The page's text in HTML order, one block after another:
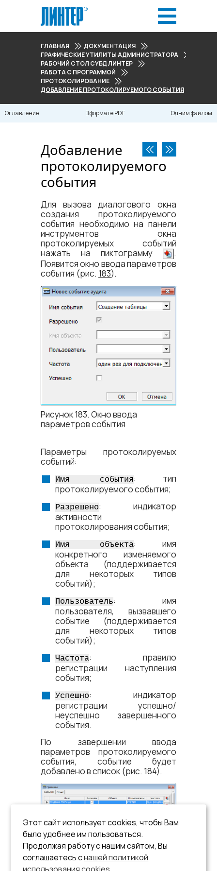
ГЛАВНАЯ
ДОКУМЕНТАЦИЯ
ГРАФИЧЕСКИЕ УТИЛИТЫ АДМИНИСТРАТОРА
РАБОЧИЙ СТОЛ СУБД ЛИНТЕР
РАБОТА С ПРОГРАММОЙ
ПРОТОКОЛИРОВАНИЕ
ДОБАВЛЕНИЕ ПРОТОКОЛИРУЕМОГО СОБЫТИЯ
Оглавление В формате PDF Одним файлом
Добавление
протоколируемого
события
Для вызова диалогового окна
создания протоколируемого
события необходимо на панели
инструментов окна
протоколируемых событий
нажать на пиктограмму
.
Появится окно ввода параметров
события (рис. 183).
Рисунок 183. Окно ввода
параметров события
Параметры протоколируемых
событий:
Имя события: тип
протоколируемого события;
Разрешено: индикатор
активности
протоколирования события;
Имя объекта: имя
конкретного изменяемого
объекта (поддерживается
для некоторых типов
событий);
Пользователь: имя
пользователя, вызвавшего
событие (поддерживается
для некоторых типов
событий);
Частота: правило
регистрации наступления
события;
Успешно: индикатор
регистрации успешно/
неуспешно завершенного
события.
По завершении ввода
параметров протоколируемого
события, событие будет
добавлено в список (рис. 184).
Рисунок 184. Окно Протокол,
вкладка События
Этот сайт использует cookies, чтобы Вам
было удобнее им пользоваться.
Продолжая работу с нашим сайтом, Вы
соглашаетесь снашей политикой